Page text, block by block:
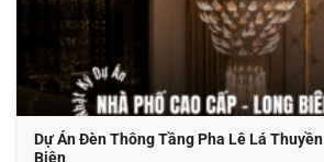
Dự Án Đèn Thông Tầng Pha Lê Lá
Biên